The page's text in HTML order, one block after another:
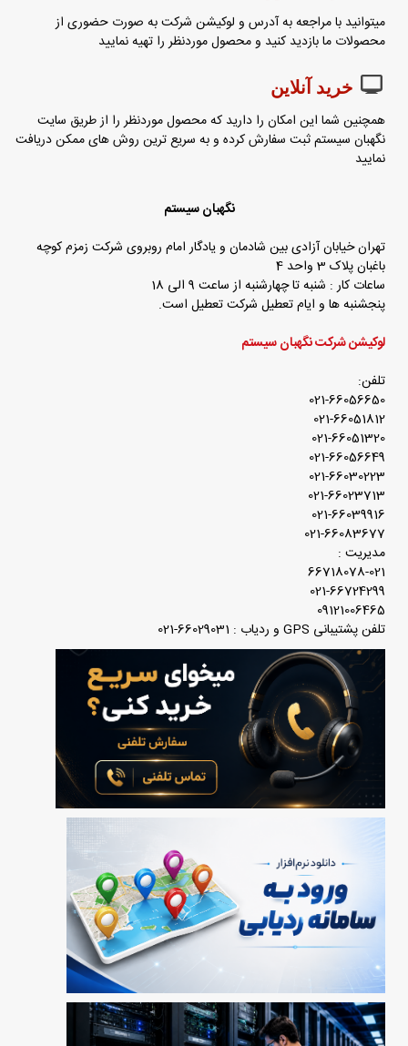
میتوانید با مراجعه به آدرس و لوکیشن شرکت به صورت حضوری از
محصولات ما بازدید کنید و محصول موردنظر را تهیه نمایید
خرید آنلاین
همچنین شما این امکان را دارید که محصول موردنظر را از طریق سایت
نگهبان سیستم ثبت سفارش کرده و به سریع ترین روش های ممکن دریافت
نمایید
نگهبان سیستم
تهران خیابان آزادی بین شادمان و یادگار امام روبروی شرکت زمزم کوچه
باغبان پلاک 3 واحد 4
ساعات کار : شنبه تا چهارشنبه از ساعت 9 الی 18
پنجشنبه ها و ایام تعطیل شرکت تعطیل است.
لوکیشن شرکت نگهبان سیستم
تلفن:
021-66056650
021-66051812
021-66051320
021-66056649
021-66030223
021-66023713
021-66039916
021-66083677
مدیریت :
66718078-021
021-66724299
09121006465
تلفن پشتیبانی GPS و ردیاب : 66029031-021